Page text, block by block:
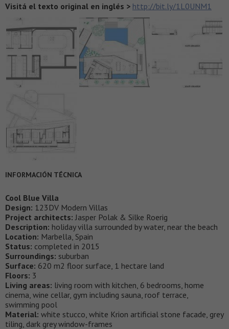
Visitá el texto original en inglés > http://bit.ly/1L0UNM1
INFORMACIÓN TÉCNICA
Cool Blue Villa
Design: 123DV Modern Villas
Project architects: Jasper Polak & Silke Roerig
Description: holiday villa surrounded by water, near the beach
Location: Marbella, Spain
Status: completed in 2015
Surroundings: suburban
Surface: 620 m2 floor surface, 1 hectare land
Floors: 3
Living areas: living room with kitchen, 6 bedrooms, home
cinema, wine cellar, gym including sauna, roof terrace,
swimming pool
Material: white stucco, white Krion artificial stone facade, grey
tiling, dark grey window-frames